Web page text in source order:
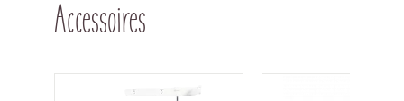
Accessoires